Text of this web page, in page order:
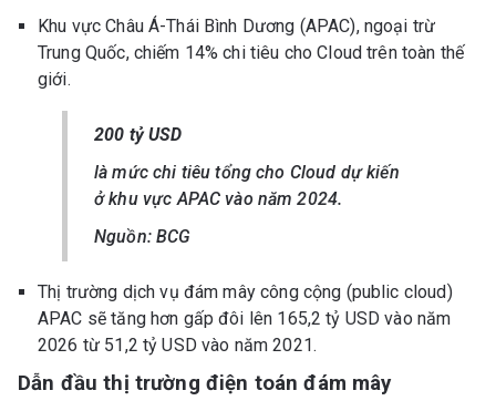
Khu vực Châu Á-Thái Bình Dương (APAC), ngoại trừ
Trung Quốc, chiếm 14% chi tiêu cho Cloud trên toàn thế
giới.
200 tỷ USD
là mức chi tiêu tổng cho Cloud dự kiến ​​
ở khu vực APAC vào năm 2024.
Nguồn: BCG
Thị trường dịch vụ đám mây công cộng (public cloud)
APAC sẽ tăng hơn gấp đôi lên 165,2 tỷ USD vào năm
2026 từ 51,2 tỷ USD vào năm 2021.
Dẫn đầu thị trường điện toán đám mây